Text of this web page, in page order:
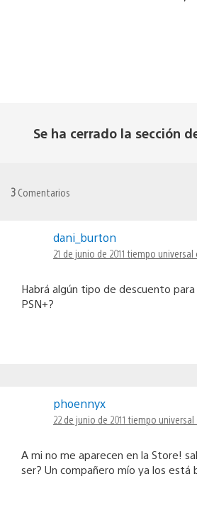
Se ha cerrado la sección
3 Comentarios
dani_burton
21 de junio de 2011 tiempo
Habrá algún tipo de descuento para
PSN+?
phoennyx
22 de junio de 2011 tiempo
A mi no me aparecen en la Store!
ser? Un compañero mío ya los está